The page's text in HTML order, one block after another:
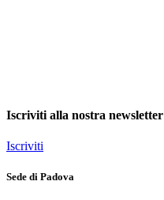
Iscriviti alla nostra newsletter
Iscriviti
Sede di Padova